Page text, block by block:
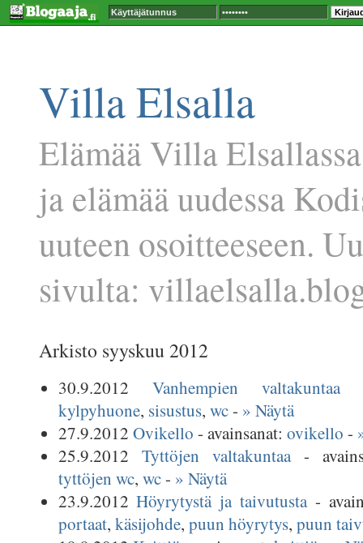
Villa Elsalla
Elämää Villa
ja elämää uudessa
uuteen osoitteeseen.
sivulta:
Arkisto syyskuu 2012
30.9.2012 Vanhempien valtakuntaa-
kylpyhuone, sisustus, wc- » Näytä
27.9.2012 Ovikello - avainsanat: ovikello -
25.9.2012 Tyttöjen valtakuntaa-
tyttöjen wc, wc- » Näytä
23.9.2012Höyrytystä ja taivutusta-
portaat, käsijohde, puun höyrytys, puun